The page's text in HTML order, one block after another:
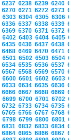
6237 6238 6239 6240
6270 6271 6272 6273
6303 6304 6305 6306
6336 6337 6338 6339
6369 6370 6371 6372
6402 6403 6404 6405
6435 6436 6437 6438
6468 6469 6470 6471
6501 6502 6503 6504
6534 6535 6536 6537
6567 6568 6569 6570
6600 6601 6602 6603
6633 6634 6635 6636
6666 6667 6668 6669
6699 6700 6701 6702
6732 6733 6734 6735
6765 6766 6767 6768
6798 6799 6800 6801
6831 6832 6833 6834
6864 6865 6866 6867